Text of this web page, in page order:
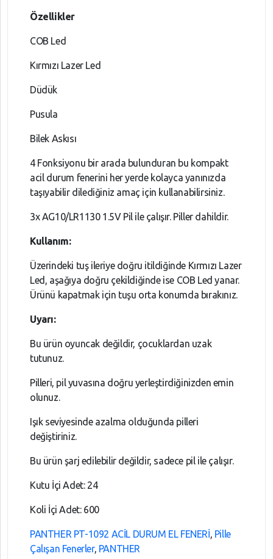
Özellikler
COB Led
Kırmızı Lazer Led
Düdük
Pusula
Bilek Askısı
4 Fonksiyonu bir arada bulunduran bu kompakt
acil durum fenerini her yerde kolayca yanınızda
taşıyabilir dilediğiniz amaç için kullanabilirsiniz.
3x AG10/LR1130 1.5V Pil ile çalışır. Piller dahildir.
Kullanım:
Üzerindeki tuş ileriye doğru itildiğinde Kırmızı Lazer
Led, aşağıya doğru çekildiğinde ise COB Led yanar.
Ürünü kapatmak için tuşu orta konumda bırakınız.
Uyarı:
Bu ürün oyuncak değildir, çocuklardan uzak
tutunuz.
Pilleri, pil yuvasına doğru yerleştirdiğinizden emin
olunuz.
Işık seviyesinde azalma olduğunda pilleri
değiştiriniz.
Bu ürün şarj edilebilir değildir, sadece pil ile çalışır.
Kutu İçi Adet: 24
Koli İçi Adet: 600
PANTHER PT-1092 ACİL DURUM EL FENERİ, Pille
Çalışan Fenerler, PANTHER